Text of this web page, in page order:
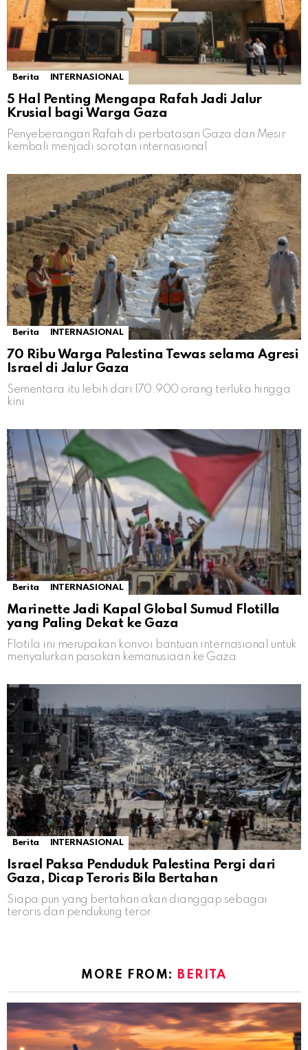
Berita INTERNASIONAL
5 Hal Penting Mengapa Rafah Jadi Jalur
Krusial bagi Warga Gaza
Penyeberangan Rafah di perbatasan Gaza dan Mesir
kembali menjadi sorotan internasional
Berita INTERNASIONAL
70 Ribu Warga Palestina Tewas selama Agresi
Israel di Jalur Gaza
Sementara itu lebih dari 170.900 orang terluka hingga
kini
Berita INTERNASIONAL
Marinette Jadi Kapal Global Sumud Flotilla
yang Paling Dekat ke Gaza
Flotila ini merupakan konvoi bantuan internasional untuk
menyalurkan pasokan kemanusiaan ke Gaza
Berita INTERNASIONAL
Israel Paksa Penduduk Palestina Pergi dari
Gaza, Dicap Teroris Bila Bertahan
Siapa pun yang bertahan akan dianggap sebagai
teroris dan pendukung teror
MORE FROM: BERITA